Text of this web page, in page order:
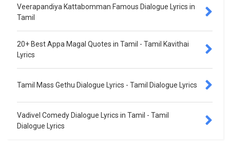
Veerapandiya Kattabomman Famous Dialogue Lyrics in
Tamil
20+ Best Appa Magal Quotes in Tamil - Tamil Kavithai
Lyrics
Tamil Mass Gethu Dialogue Lyrics - Tamil Dialogue Lyrics
Vadivel Comedy Dialogue Lyrics in Tamil - Tamil
Dialogue Lyrics